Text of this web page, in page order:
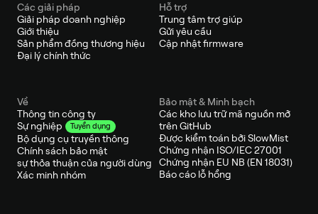
Các giải pháp
Giải pháp doanh nghiệp
Giới thiệu
Sản phẩm đồng thương hiệu
Đại lý chính thức
Hỗ trợ
Trung tâm trợ giúp
Gửi yêu cầu
Cập nhật firmware
Về
Thông tin công ty
Sự nghiệp
Tuyển dụng
Bộ dụng cụ truyền thông
Chính sách bảo mật
sự thỏa thuận của người dùng
Xác minh nhóm
Bảo mật & Minh bạch
Các kho lưu trữ mã nguồn mở
trên GitHub
Được kiểm toán bởi SlowMist
Chứng nhận ISO/IEC 27001
Chứng nhận EU NB (EN 18031)
Báo cáo lỗ hổng